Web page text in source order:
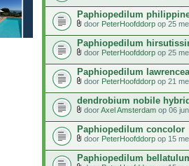
Paphiopedilum
door PeterHoofddorp op 25
Paphiopedilum
door PeterHoofddorp op 25
Paphiopedilum
door PeterHoofddorp op 21
dendrobium nobile
doorAxel Amsterdam op 06
Paphiopedilum concolor
door PeterHoofddorp op 15
Paphiopedilum